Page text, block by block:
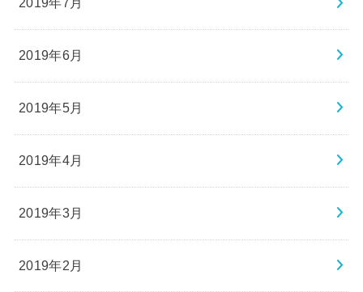
2019年6月
2019年5月
2019年4月
2019年3月
2019年2月